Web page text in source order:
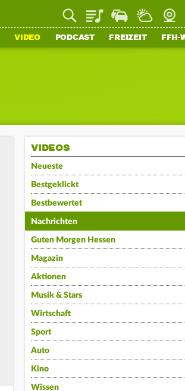
PlaylistStaupilotWetter
VIDEO PODCAST FREIZEIT FFH-
VIDEOS
Neueste
Bestgeklickt
Bestbewertet
Nachrichten
Guten Morgen Hessen
Magazin
Aktionen
Musik & Stars
Wirtschaft
Sport
Auto
Kino
Wissen